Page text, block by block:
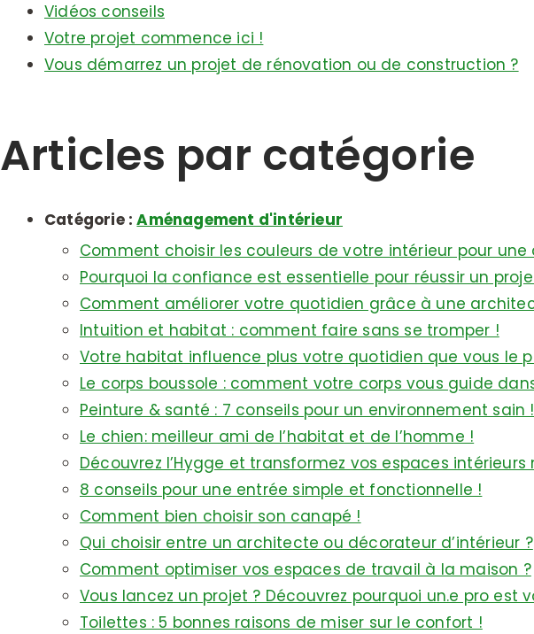
Vidéos conseils
Votre projet commence ici !
Vous démarrez un projet de rénovation ou de construction ?
Articles par catégorie
Catégorie :Aménagement d'intérieur
Comment choisir les couleurs de votre intérieur pour une
Pourquoi la confiance est essentielle pour réussir un
Comment améliorer votre quotidien grâce à une
Intuition et habitat : comment faire sans se tromper !
Votre habitat influence plus votre quotidien que vous le
Le corps boussole : comment votre corps vous guide
Peinture & santé : 7 conseils pour un environnement sain !
Le chien: meilleur ami de l’habitat et de l’homme !
Découvrez l’Hygge et transformez vos espaces
8 conseils pour une entrée simple et fonctionnelle !
Comment bien choisir son canapé !
Qui choisir entre un architecte ou décorateur d’intérieur ?
Comment optimiser vos espaces de travail à la maison ?
Vous lancez un projet ? Découvrez pourquoi un.e pro est
Toilettes : 5 bonnes raisons de miser sur le confort !